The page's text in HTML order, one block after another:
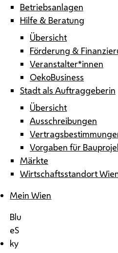
Betriebsanlagen
Hilfe & Beratung
Übersicht
Förderung &
Veranstalter*innen
OekoBusiness
Stadt als Auftraggeberin
Übersicht
Ausschreibungen
Vorgaben für
Märkte
Wirtschaftsstandort
Mein Wien
Blu
eS
ky